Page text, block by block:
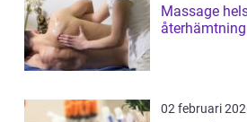
Massage
02 februari